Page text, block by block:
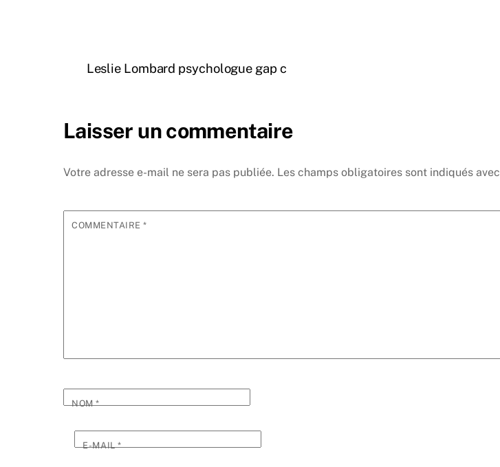
Leslie Lombard psychologue gap c
Laisser un commentaire
Votre adresse e-mail ne sera pas publiée. Les champs obligatoires sont indiqués avec
COMMENTAIRE*
NOM*
E-MAIL*